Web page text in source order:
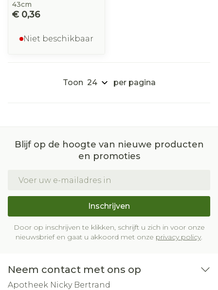
43cm
€ 0,36
Niet beschikbaar
Toon per pagina
Blijf op de hoogte van nieuwe producten
en promoties
Inschrijven
Door op inschrijven te klikken, schrijft u zich in voor onze
nieuwsbrief en gaat u akkoord met onze privacy policy.
Neem contact met ons op
Apotheek Nicky Bertrand